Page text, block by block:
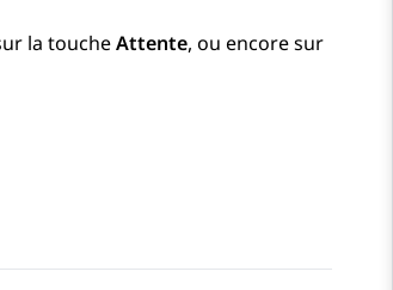
la toucheAttente, ou encore sur